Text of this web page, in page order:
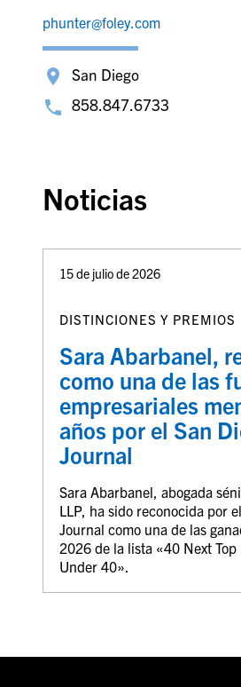
phunter@foley.com
San Diego
858.847.6733
Noticias
15 de julio de 2026
DISTINCIONES Y PREMIOS
Sara Abarbanel,
como una de las
empresariales
años por el San
Journal
Sara Abarbanel, abogada
LLP, ha sido reconocida por
Journal como una de las
2026 de la lista «40 Next Top
Under 40».